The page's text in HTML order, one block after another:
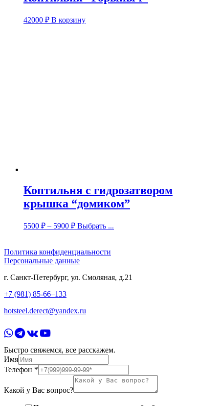
42000 ₽ В корзину
Коптильня с гидрозатвором
крышка “домиком”
5500 ₽ – 5900 ₽ Выбрать ...
Политика конфиденциальности
Персональные данные
г. Санкт-Петербург, ул. Смоляная, д.21
+7 (981) 85-66–133
hotsteel.derect@yandex.ru
Быстро свяжемся, все расскажем.
Имя
Телефон *
Какой у Вас вопрос?